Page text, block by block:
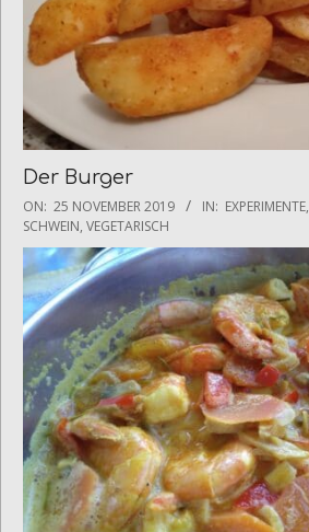
Der Burger
2019-
11-
25
ON: 25 NOVEMBER 2019 IN: EXPERIMENTE,
SCHWEIN, VEGETARISCH